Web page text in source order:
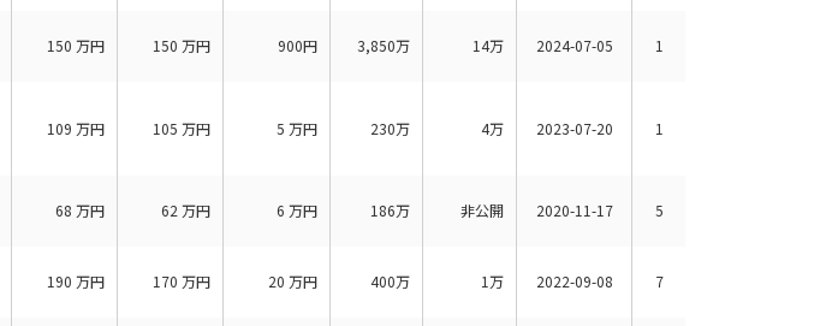
150 万円 150 万円 900円 3,850万 14万 2024-07-05 1
109 万円 105 万円 5 万円 230万 4万 2023-07-20 1
68 万円 62 万円 6 万円 186万 非公開 2020-11-17 5
190 万円 170 万円 20 万円 400万 1万 2022-09-08 7